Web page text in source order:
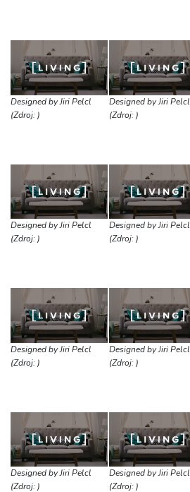
Designed by Jiri Pelcl
(Zdroj: )
Designed by Jiri Pelcl
(Zdroj: )
Designed by Jiri Pelcl
(Zdroj: )
Designed by Jiri Pelcl
(Zdroj: )
Designed by Jiri Pelcl
(Zdroj: )
Designed by Jiri Pelcl
(Zdroj: )
Designed by Jiri Pelcl
(Zdroj: )
Designed by Jiri Pelcl
(Zdroj: )